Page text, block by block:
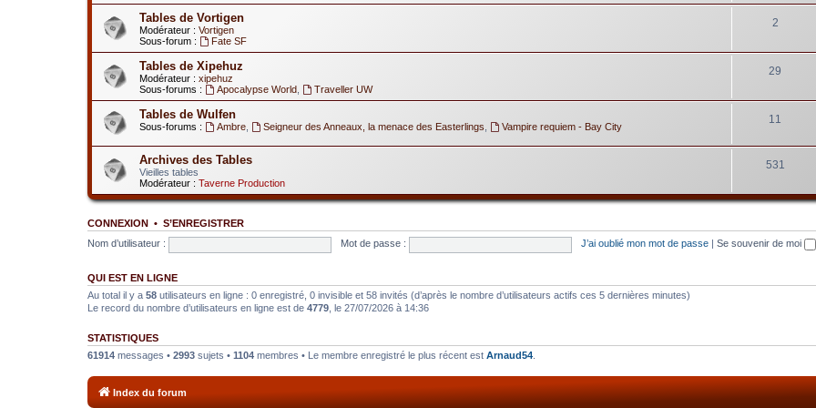
Tables de Vortigen
Modérateur : Vortigen
Sous-forum :
Fate SF
2
Tables de Xipehuz
Modérateur : xipehuz
Sous-forums :
Apocalypse World, Traveller UW
29
Tables de Wulfen
Sous-forums : Ambre, Seigneur des Anneaux, la menace des Easterlings Vampire requiem - Bay City
11
Archives des Tables
Vieilles tables
Modérateur : Taverne Production
531
CONNEXION • S’ENREGISTRER
Nom d’utilisateur :
Mot de passe : J’ai oublié mon mot de passe Se souvenir de moi
QUI EST EN LIGNE
Au total il y a 58 utilisateurs en ligne : 0 enregistré, 0 invisible et 58 invités (d’après le nombre d’utilisateurs actifs ces 5 dernières minutes)
Le record du nombre d’utilisateurs en ligne est de 4779 , le 27/07/2026 à 14:36
STATISTIQUES
61914 messages • 2993 sujets • 1104 membres • Le membre enregistré le plus récent est Arnaud54
Index du forum